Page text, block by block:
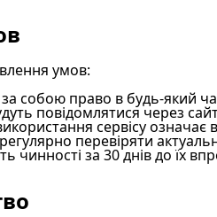
умов:
собою право в будь-який
повідомлятися через
сервісу
перевіряти
чинності за 30 днів до їх